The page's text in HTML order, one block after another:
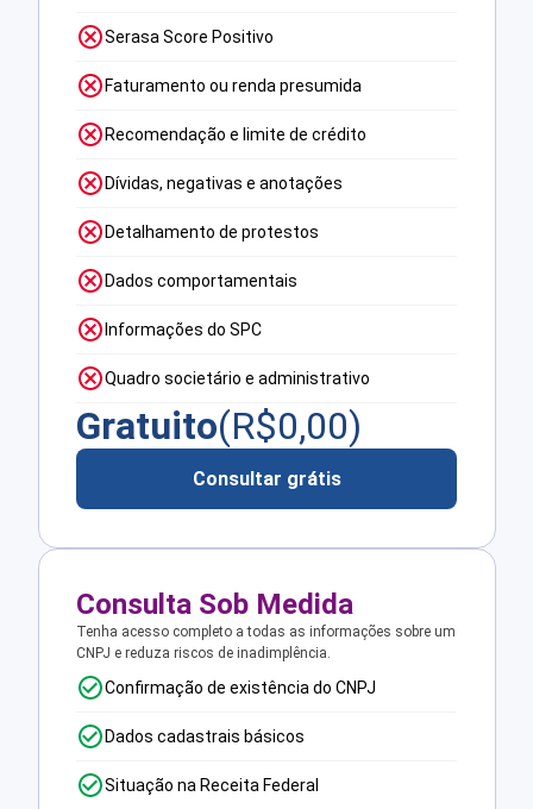
Serasa Score Positivo
Faturamento ou renda presumida
Recomendação e limite de crédito
Dívidas, negativas e anotações
Detalhamento de protestos
Dados comportamentais
Informações do SPC
Quadro societário e administrativo
Gratuito(R$0,00)
Consultar grátis
Consulta Sob Medida
Tenha acesso completo a todas as informações sobre um
CNPJ e reduza riscos de inadimplência.
Confirmação de existência do CNPJ
Dados cadastrais básicos
Situação na Receita Federal